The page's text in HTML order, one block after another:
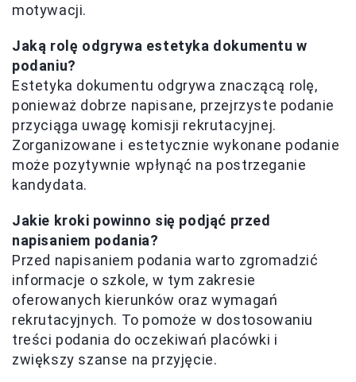
motywacji.
Jaką rolę odgrywa estetyka dokumentu w
podaniu?
Estetyka dokumentu odgrywa znaczącą rolę,
ponieważ dobrze napisane, przejrzyste podanie
przyciąga uwagę komisji rekrutacyjnej.
Zorganizowane i estetycznie wykonane podanie
może pozytywnie wpłynąć na postrzeganie
kandydata.
Jakie kroki powinno się podjąć przed
napisaniem podania?
Przed napisaniem podania warto zgromadzić
informacje o szkole, w tym zakresie
oferowanych kierunków oraz wymagań
rekrutacyjnych. To pomoże w dostosowaniu
treści podania do oczekiwań placówki i
zwiększy szanse na przyjęcie.